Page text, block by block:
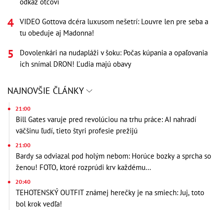
odkaz otcovi
VIDEO Gottova dcéra luxusom nešetrí: Louvre len pre seba a
tu obeduje aj Madonna!
Dovolenkári na nudapláži v šoku: Počas kúpania a opaľovania
ich snímal DRON! Ľudia majú obavy
NAJNOVŠIE ČLÁNKY
21:00
Bill Gates varuje pred revolúciou na trhu práce: AI nahradí
väčšinu ľudí, tieto štyri profesie prežijú
21:00
Bardy sa odviazal pod holým nebom: Horúce bozky a sprcha so
ženou! FOTO, ktoré rozprúdi krv každému...
20:40
TEHOTENSKÝ OUTFIT známej herečky je na smiech: Juj, toto
bol krok vedľa!